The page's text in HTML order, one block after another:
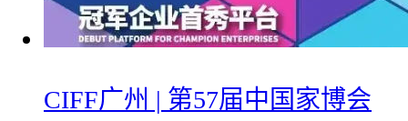
CIFF广州 | 第57届中国家博会